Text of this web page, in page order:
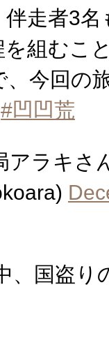
走者3名
を組むこ
今回の
#凹凹荒
ラキさ
、国盗り